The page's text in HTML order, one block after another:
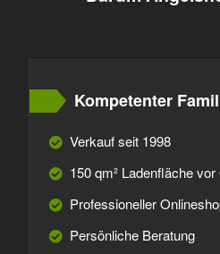
Kompetenter
Verkauf seit 1998
150 qm² Ladenfläche vor
Professioneller
Persönliche Beratung